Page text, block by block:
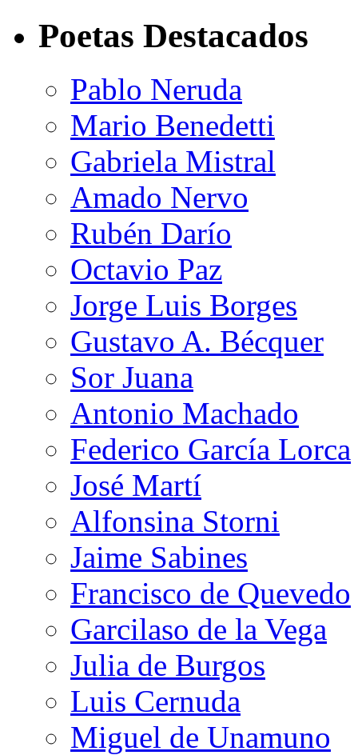
Poetas Destacados
Pablo Neruda
Mario Benedetti
Gabriela Mistral
Amado Nervo
Rubén Darío
Octavio Paz
Jorge Luis Borges
Gustavo A. Bécquer
Sor Juana
Antonio Machado
Federico García Lorca
José Martí
Alfonsina Storni
Jaime Sabines
Francisco de Quevedo
Garcilaso de la Vega
Julia de Burgos
Luis Cernuda
Miguel de Unamuno